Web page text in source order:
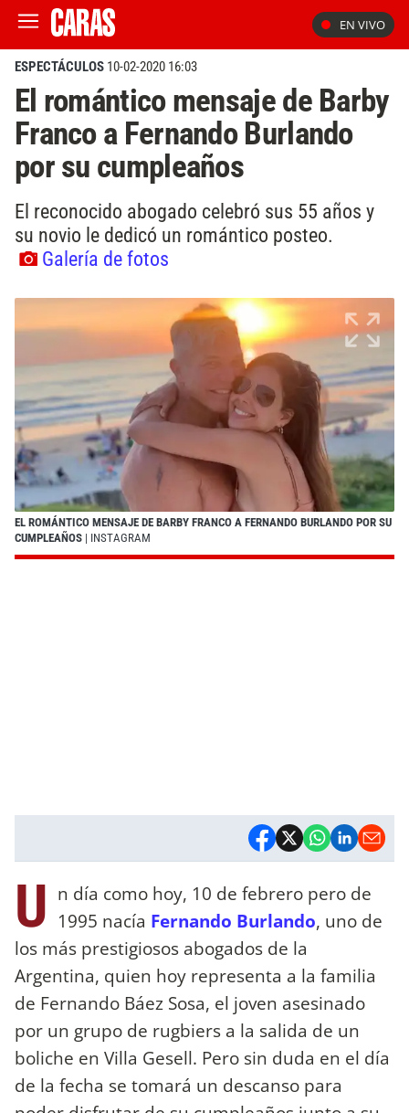
EN VIVO
ESPECTÁCULOS 10-02-2020 16:03
El romántico mensaje de Barby
Franco a Fernando Burlando
por su cumpleaños
El reconocido abogado celebró sus 55 años y
su novio le dedicó un romántico posteo.
Galería de fotos
EL ROMÁNTICO MENSAJE DE BARBY FRANCO A FERNANDO BURLANDO POR SU
CUMPLEAÑOS | INSTAGRAM
U n día como hoy, 10 de febrero pero de
1995 nacía Fernando Burlando, uno de
los más prestigiosos abogados de la
Argentina, quien hoy representa a la familia
de Fernando Báez Sosa, el joven asesinado
por un grupo de rugbiers a la salida de un
boliche en Villa Gesell. Pero sin duda en el día
de la fecha se tomará un descanso para